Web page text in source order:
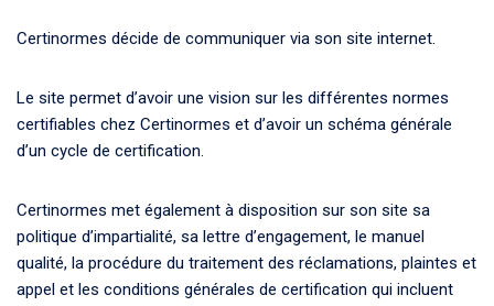
Certinormes décide de communiquer via son site internet.
Le site permet d’avoir une vision sur les différentes normes
certifiables chez Certinormes et d’avoir un schéma générale
d’un cycle de certification.
Certinormes met également à disposition sur son site sa
politique d’impartialité, sa lettre d’engagement, le manuel
qualité, la procédure du traitement des réclamations, plaintes et
appel et les conditions générales de certification qui incluent